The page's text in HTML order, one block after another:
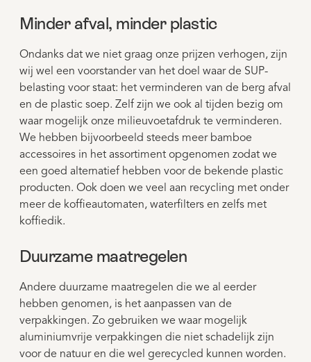
Minder afval, minder plastic
Ondanks dat we niet graag onze prijzen verhogen, zijn
wij wel een voorstander van het doel waar de SUP-
belasting voor staat: het verminderen van de berg afval
en de plastic soep. Zelf zijn we ook al tijden bezig om
waar mogelijk onze milieuvoetafdruk te verminderen.
We hebben bijvoorbeeld steeds meer bamboe
accessoires in het assortiment opgenomen zodat we
een goed alternatief hebben voor de bekende plastic
producten. Ook doen we veel aan recycling met onder
meer de koffieautomaten, waterfilters en zelfs met
koffiedik.
Duurzame maatregelen
Andere duurzame maatregelen die we al eerder
hebben genomen, is het aanpassen van de
verpakkingen. Zo gebruiken we waar mogelijk
aluminiumvrije verpakkingen die niet schadelijk zijn
voor de natuur en die wel gerecycled kunnen worden.